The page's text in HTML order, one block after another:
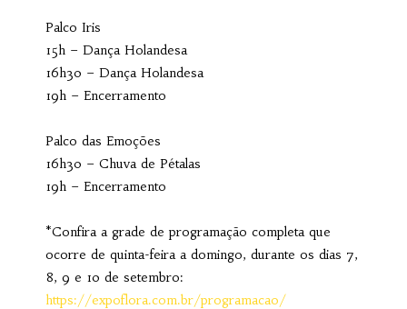
Palco Iris
15h – Dança Holandesa
16h30 – Dança Holandesa
19h – Encerramento
Palco das Emoções
16h30 – Chuva de Pétalas
19h – Encerramento
*Confira a grade de programação completa que
ocorre de quinta-feira a domingo, durante os dias 7,
8, 9 e 10 de setembro:
https://expoflora.com.br/programacao/